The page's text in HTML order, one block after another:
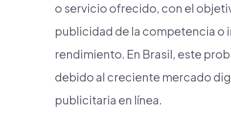
o servicio ofrecido, con el
publicidad de la competencia o
rendimiento. En Brasil, este
debido al creciente mercado
publicitaria en línea.